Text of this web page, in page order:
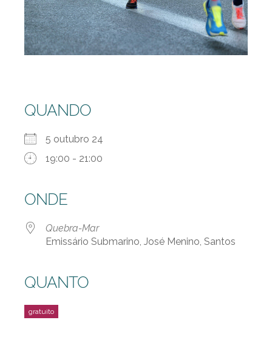
QUANDO
5 outubro 24
19:00 - 21:00
ONDE
Quebra-Mar
Emissário Submarino, José Menino, Santos
QUANTO